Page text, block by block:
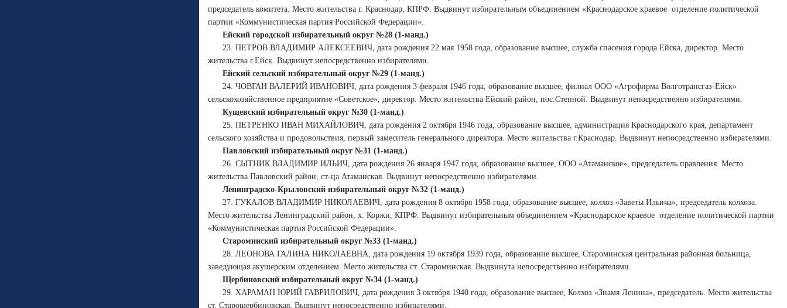
председатель комитета. Место жительства г. Краснодар, КПРФ. Выдвинут избирательным объединением «Краснодарское краевое отделение политической
партии «Коммунистическая партия Российской Федерации».
Ейский городской избирательный округ №28 (1-манд.)
23. ПЕТРОВ ВЛАДИМИР АЛЕКСЕЕВИЧ, дата рождения 22 мая 1958 года, образование высшее, служба спасения города Ейска, директор. Место
жительства г.Ейск. Выдвинут непосредственно избирателями.
Ейский сельский избирательный округ №29 (1-манд.)
24. ЧОВГАН ВАЛЕРИЙ ИВАНОВИЧ, дата рождения 3 февраля 1946 года, образование высшее, филиал ООО «Агрофирма Волготрансгаз-Ейск»
сельскохозяйственное предприятие «Советское», директор. Место жительства Ейский район, пос.Степной. Выдвинут непосредственно избирателями.
Кущевский избирательный округ №30 (1-манд.)
25. ПЕТРЕНКО ИВАН МИХАЙЛОВИЧ, дата рождения 2 октября 1946 года, образование высшее, администрация Краснодарского края, департамент
сельского хозяйства и продовольствия, первый замеситель генерального директора. Место жительства г.Краснодар. Выдвинут непосредственно избирателями.
Павловский избирательный округ №31 (1-манд.)
26. СЫТНИК ВЛАДИМИР ИЛЬИЧ, дата рождения 26 января 1947 года, образование высшее, ООО «Атаманское», председатель правления. Место
жительства Павловский район, ст-ца Атаманская. Выдвинут непосредственно избирателями.
Ленинградско-Крыловский избирательный округ №32 (1-манд.)
27. ГУКАЛОВ ВЛАДИМИР НИКОЛАЕВИЧ, дата рождения 8 октября 1958 года, образование высшее, колхоз «Заветы Ильича», председатель колхоза.
Место жительства Ленинградский район, х. Коржи, КПРФ. Выдвинут избирательным объединением «Краснодарское краевое отделение политической партии
«Коммунистическая партия Российской Федерации».
Староминский избирательный округ №33 (1-манд.)
28. ЛЕОНОВА ГАЛИНА НИКОЛАЕВНА, дата рождения 19 октября 1939 года, образование высшее, Староминская центральная районная больница,
заведующая акушерским отделением. Место жительства ст. Староминская. Выдвинута непосредственно избирателями.
Щербиновский избирательный округ №34 (1-манд.)
29. ХАРАМАН ЮРИЙ ГАВРИЛОВИЧ, дата рождения 3 октября 1940 года, образование высшее, Колхоз «Знамя Ленина», председатель. Место жительства
ст. Старощербиновская. Выдвинут непосредственно избирателями.